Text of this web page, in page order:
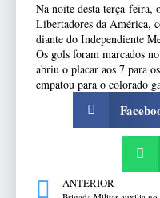
Na noite desta terça-feira,
Libertadores da América,
diante do Independiente
Os gols foram marcados
abriu o placar aos 7 para
empatou para o colorado
ANTERIOR